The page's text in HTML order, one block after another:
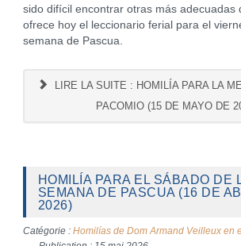
sido difícil encontrar otras más adecuadas
ofrece hoy el leccionario ferial para el
semana de Pascua.
LIRE LA SUITE : HOMILÍA PARA LA
PACOMIO (15 DE MAYO DE
HOMILÍA PARA EL SÁBADO DE
SEMANA DE PASCUA (16 DE
2026)
Catégorie : Homilías de Dom Armand Veilleux en